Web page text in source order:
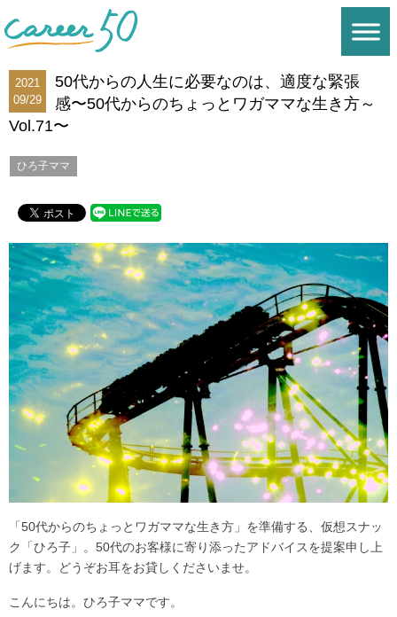
2021
09/29
50代からの人生に必要なのは、適度な緊張
感〜50代からのちょっとワガママな生き方～
Vol.71〜
ひろ子ママ
「50代からのちょっとワガママな生き方」を準備する、仮想スナッ
ク「ひろ子」。50代のお客様に寄り添ったアドバイスを提案申し上
げます。どうぞお耳をお貸しくださいませ。
こんにちは。ひろ子ママです。